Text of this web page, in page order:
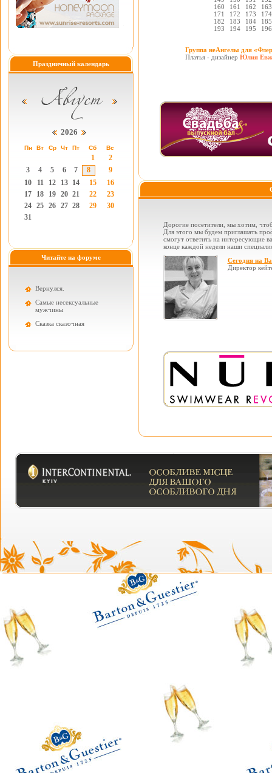
Праздничный календарь
2026
Пн Вт Ср Чт Пт Сб Вс
1
2
3
4 5 6 7 8
9
10
11 12 13 14 15
16
17
18 19 20 21 22
23
24 25 26 27 28 29
30
31
Читайте на форуме
Вернулся.
Самые несексуальные
мужчины
Cказка сказочная
160
161 162
163
171
172 173
174
182
183 184
185
193
194 195 196
Группа неАнгелы для
Платья - дизайнер Юлия
Дорогие посетители, мы хотим,
Для этого мы будем приглашать
смогут ответить на интересующие
конце каждой недели наши
Сегодня на
Директор